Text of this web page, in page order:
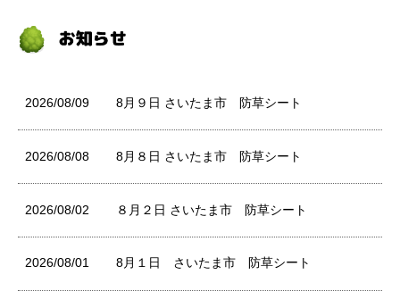
2026/08/09 8月９日 さいたま市 防草シート
2026/08/08 8月８日 さいたま市 防草シート
2026/08/02 ８月２日 さいたま市 防草シート
2026/08/01 8月１日 さいたま市 防草シート